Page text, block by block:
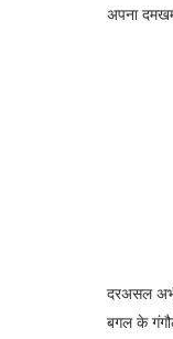
अपना
दरअसल
बगल के